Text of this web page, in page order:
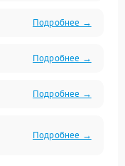
Подробнее →
Подробнее →
Подробнее →
Подробнее →